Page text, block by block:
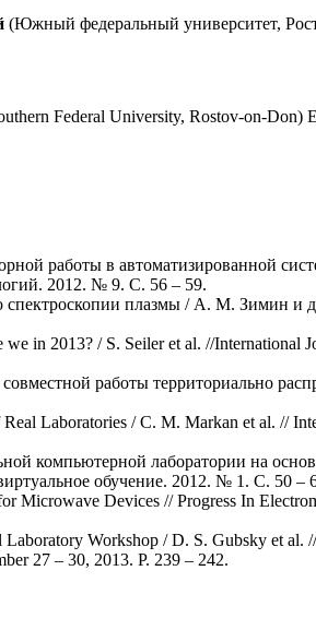
(Южный федеральный университет,
Federal University, Rostov-on-Don)
работы в автоматизированной
2012. № 9. С. 56 – 59.
спектроскопии плазмы / А. М. Зимин
in 2013? / S. Seiler et al. //International
работы территориально
Laboratories / C. M. Markan et al. //
компьютерной лаборатории на
обучение. 2012. № 1. С. 50 –
Devices // Progress In
Workshop / D. S. Gubsky et al.
27 – 30, 2013. P. 239 – 242.